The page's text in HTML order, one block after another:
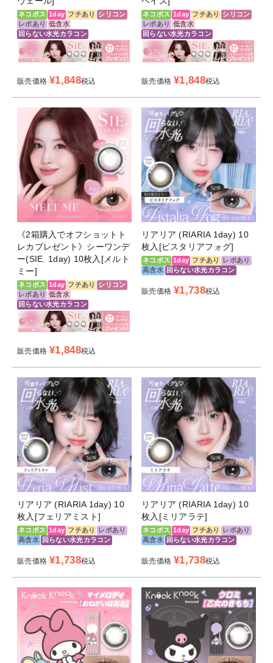
ネコポス 1day フチあり
シリコン
レポあり 低含水
回らない水光カラコン
販売価格 ¥1,848税込
ネコポス 1day フチあり
シリコン
レポあり 低含水
回らない水光カラコン
販売価格 ¥1,848税込
《2箱購入でオフショットト
レカプレゼント》シーワンデ
ー(SIE. 1day) 10枚入[メルト
ミー]
ネコポス 1day フチあり
シリコン
レポあり 低含水
回らない水光カラコン
販売価格 ¥1,848税込
リアリア (RIARIA 1day) 10
枚入[ピスタリアフォグ]
ネコポス 1day フチあり
レポあり
高含水
回らない水光カラコン
販売価格 ¥1,738税込
リアリア (RIARIA 1day) 10
枚入[フェリアミスト]
ネコポス 1day フチあり
レポあり
高含水
回らない水光カラコン
販売価格 ¥1,738税込
リアリア (RIARIA 1day) 10
枚入[ミリアラテ]
ネコポス 1day フチあり
レポあり
高含水
回らない水光カラコン
販売価格 ¥1,738税込